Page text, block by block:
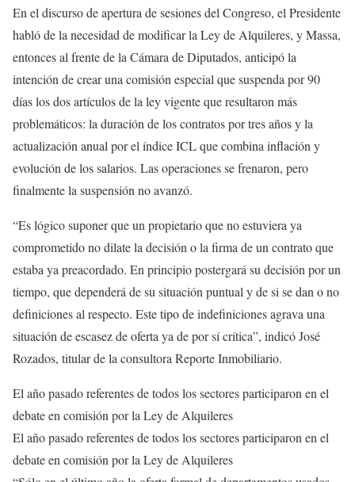
En el discurso de apertura de sesiones del Congreso, el Presidente
habló de la necesidad de modificar la Ley de Alquileres, y Massa,
entonces al frente de la Cámara de Diputados, anticipó la
intención de crear una comisión especial que suspenda por 90
días los dos artículos de la ley vigente que resultaron más
problemáticos: la duración de los contratos por tres años y la
actualización anual por el índice ICL que combina inflación y
evolución de los salarios. Las operaciones se frenaron, pero
finalmente la suspensión no avanzó.
“Es lógico suponer que un propietario que no estuviera ya
comprometido no dilate la decisión o la firma de un contrato que
estaba ya preacordado. En principio postergará su decisión por un
tiempo, que dependerá de su situación puntual y de si se dan o no
definiciones al respecto. Este tipo de indefiniciones agrava una
situación de escasez de oferta ya de por sí crítica”, indicó José
Rozados, titular de la consultora Reporte Inmobiliario.
El año pasado referentes de todos los sectores participaron en el
debate en comisión por la Ley de Alquileres
El año pasado referentes de todos los sectores participaron en el
debate en comisión por la Ley de Alquileres